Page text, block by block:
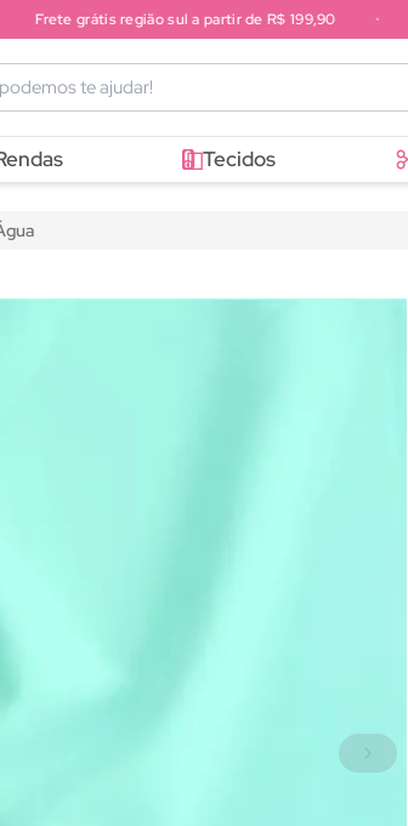
de R$ 249,90
Frete grátis região sul a partir de R$ 199,90
Tecidos